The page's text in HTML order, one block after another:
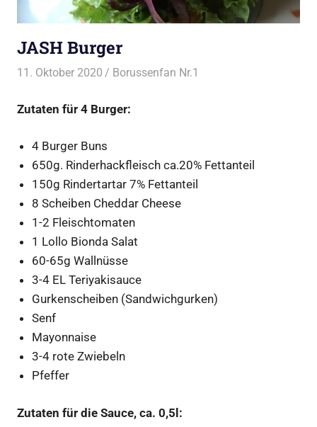
JASH Burger
11. Oktober 2020 Borussenfan Nr.1
Zutaten für 4 Burger:
4 Burger Buns
650g. Rinderhackfleisch ca.20% Fettanteil
150g Rindertartar 7% Fettanteil
8 Scheiben Cheddar Cheese
1-2 Fleischtomaten
1 Lollo Bionda Salat
60-65g Wallnüsse
3-4 EL Teriyakisauce
Gurkenscheiben (Sandwichgurken)
Senf
Mayonnaise
3-4 rote Zwiebeln
Pfeffer
Zutaten für die Sauce, ca. 0,5l: